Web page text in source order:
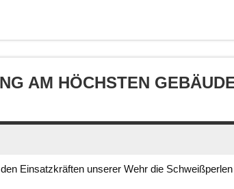
AM HÖCHSTEN GEBÄUDE
Einsatzkräften unserer Wehr die